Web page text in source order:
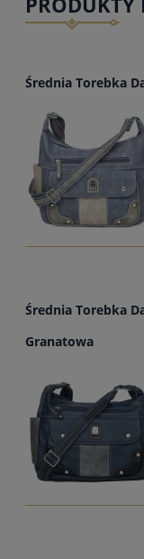
Średnia Torebka
Średnia Torebka
Granatowa